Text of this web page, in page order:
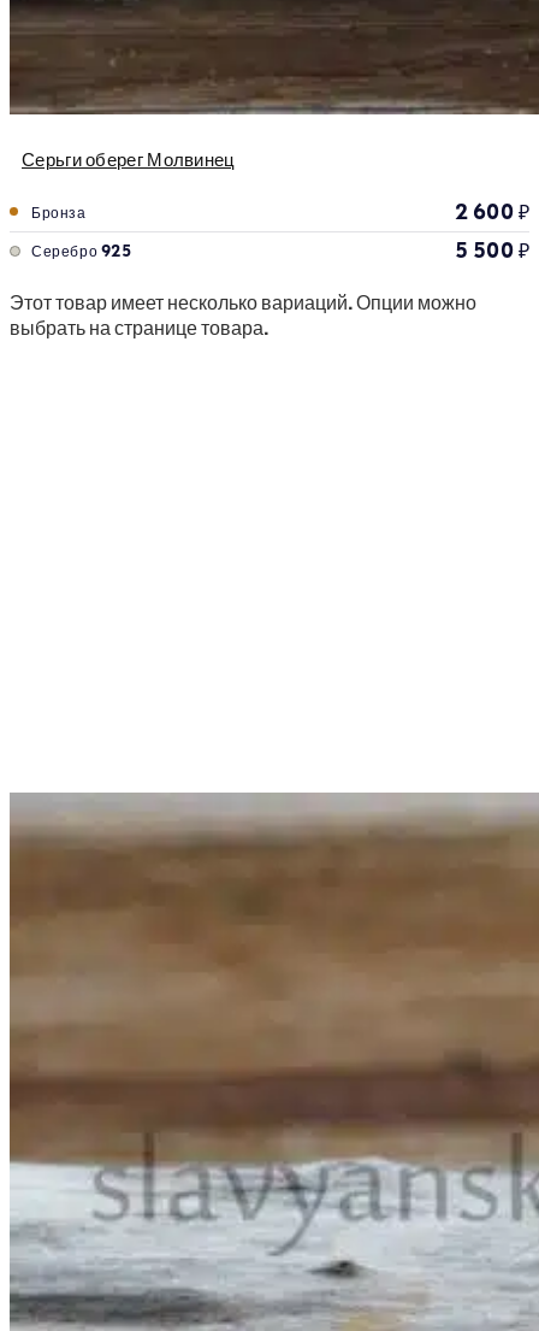
Серьги оберег Молвинец
Бронза 2 600₽
Серебро 925 5 500₽
Этот товар имеет несколько вариаций. Опции можно
выбрать на странице товара.